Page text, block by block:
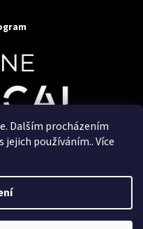
Dalším procházením
používáním.. Více
. Všechna práva